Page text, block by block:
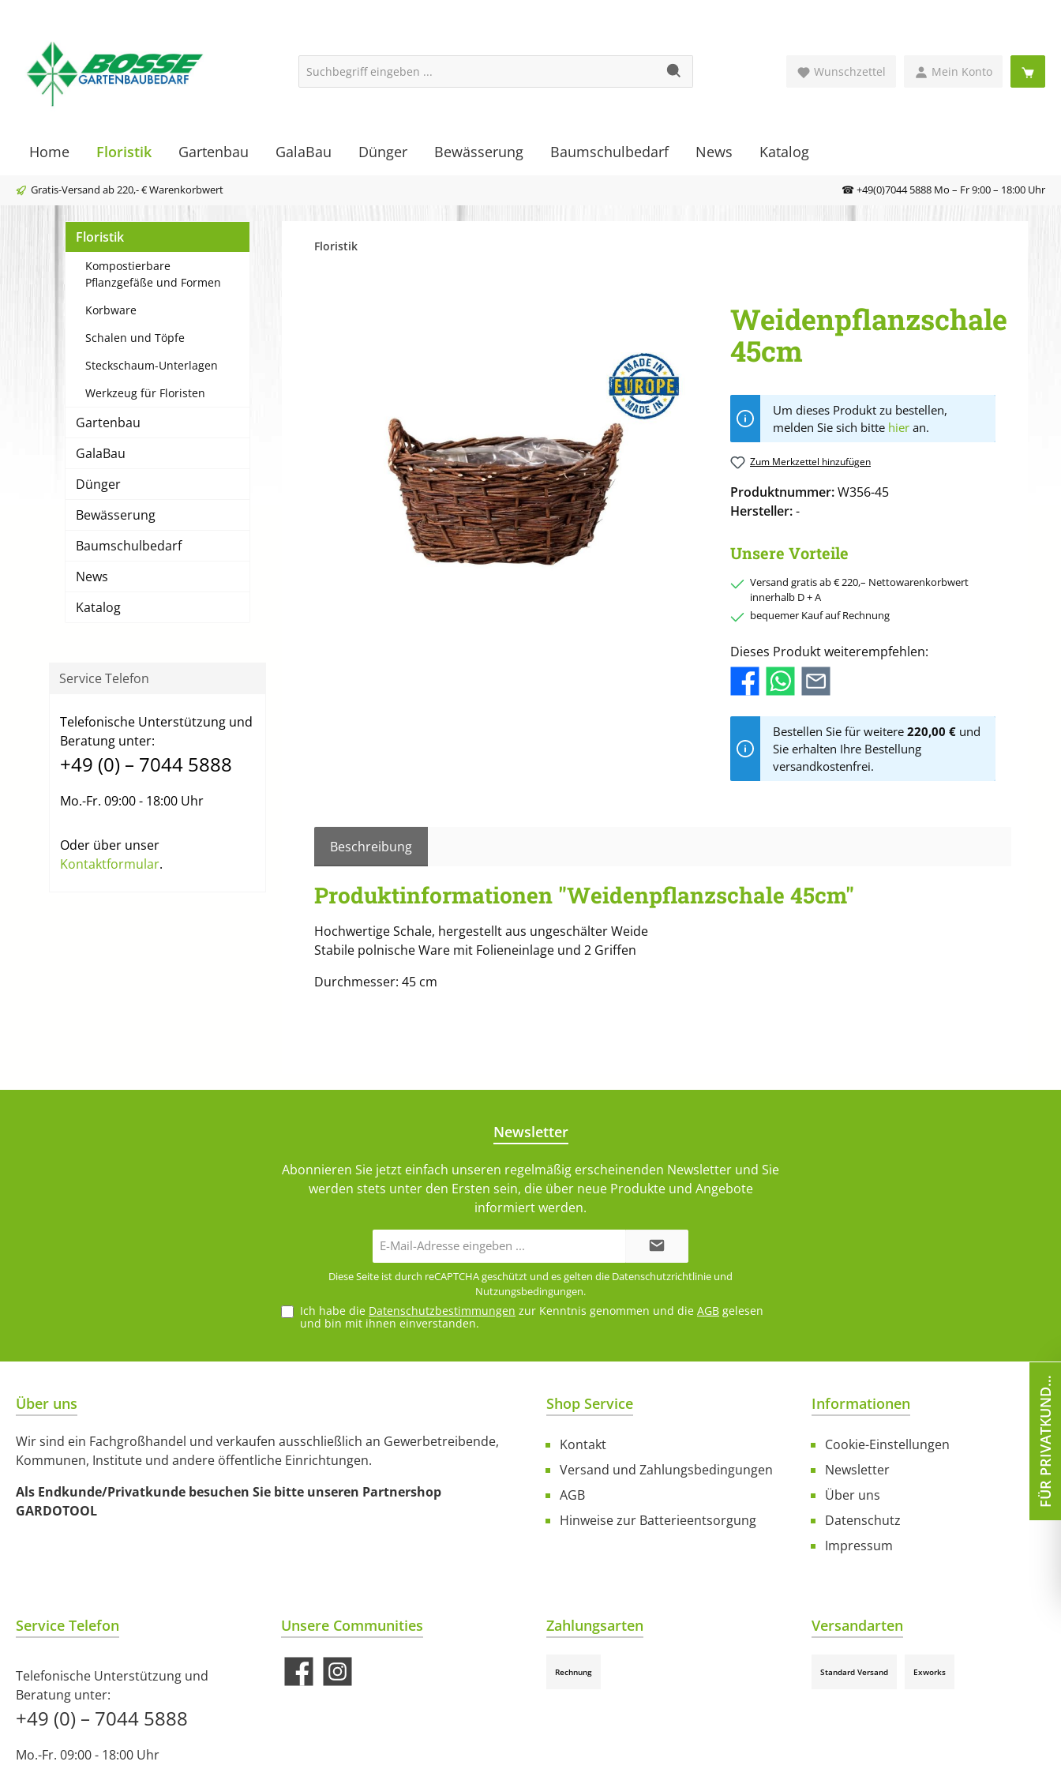
Wunschzettel Mein Konto
Home Floristik Gartenbau GalaBau Dünger Bewässerung Baumschulbedarf News Katalog
Gratis-Versand ab 220,- € Warenkorbwert ☎ +49(0)7044 5888 Mo – Fr 9:00 – 18:00 Uhr
Floristik
Kompostierbare
Pflanzgefäße und Formen
Korbware
Schalen und Töpfe
Steckschaum-Unterlagen
Werkzeug für Floristen
Gartenbau
GalaBau
Dünger
Bewässerung
Baumschulbedarf
News
Katalog
Service Telefon
Telefonische Unterstützung und
Beratung unter:
+49 (0) – 7044 5888
Mo.-Fr. 09:00 - 18:00 Uhr
Oder über unser
Kontaktformular.
Floristik
Weidenpflanzschale
45cm
Um dieses Produkt zu bestellen,
melden Sie sich bitte hieran.
Zum Merkzettel hinzufügen
Produktnummer:W356-45
Hersteller:-
Unsere Vorteile
Versand gratis ab € 220,– Nettowarenkorbwert
innerhalb D + A
bequemer Kauf auf Rechnung
Dieses Produkt weiterempfehlen:
Bestellen Sie für weitere 220,00 €und
Sie erhalten Ihre Bestellung
versandkostenfrei.
Beschreibung
Produktinformationen "Weidenpflanzschale 45cm"
Hochwertige Schale, hergestellt aus ungeschälter Weide
Stabile polnische Ware mit Folieneinlage und 2 Griffen
Durchmesser: 45 cm
Newsletter
Abonnieren Sie jetzt einfach unseren regelmäßig erscheinenden Newsletter und Sie
werden stets unter den Ersten sein, die über neue Produkte und Angebote
informiert werden.
Mail-
Adresse*
Diese Seite ist durch reCAPTCHA geschützt und es gelten die Datenschutzrichtlinie und
Nutzungsbedingungen.
Ich habe die Datenschutzbestimmungen zur Kenntnis genommen und die AGB gelesen
und bin mit ihnen einverstanden.
Über uns
Wir sind ein Fachgroßhandel und verkaufen ausschließlich an Gewerbetreibende,
Kommunen, Institute und andere öffentliche Einrichtungen.
Als Endkunde/Privatkunde besuchen Sie bitte unseren Partnershop
GARDOTOOL
Shop Service
Kontakt
Versand und Zahlungsbedingungen
AGB
Hinweise zur Batterieentsorgung
Informationen
Cookie-Einstellungen
Newsletter
Über uns
Datenschutz
Impressum
Service Telefon
Telefonische Unterstützung und
Beratung unter:
+49 (0) – 7044 5888
Mo.-Fr. 09:00 - 18:00 Uhr
Unsere Communities
FacebookInstagram
Zahlungsarten
Rechnung
Versandarten
Standard Versand Exworks
FÜR PRIVATKUNDEN